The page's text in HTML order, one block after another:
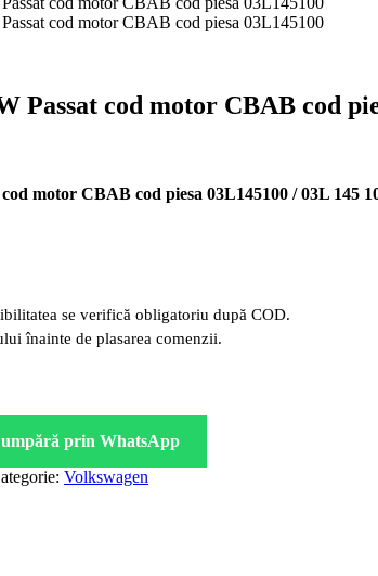
Passat cod motor CBAB cod
motor CBAB cod piesa 03L145100 / 03L 145
se verifică obligatoriu după COD.
înainte de plasarea comenzii.
prin WhatsApp
Volkswagen